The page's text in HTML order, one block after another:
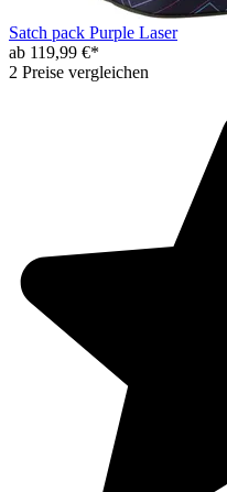
Satch pack Purple Laser
ab 119,99 €*
2 Preise vergleichen